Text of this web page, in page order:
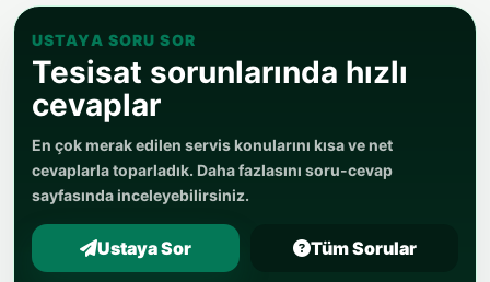
USTAYA SORU SOR
Tesisat sorunlarında hızlı
cevaplar
En çok merak edilen servis konularını kısa ve net
cevaplarla toparladık. Daha fazlasını soru-cevap
sayfasında inceleyebilirsiniz.
Ustaya Sor Tüm Sorular